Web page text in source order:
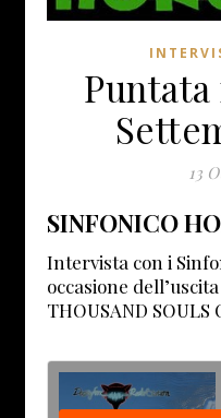
Puntata
13
SINFONICO
Intervista con i
occasione
THOUSAND SOULS